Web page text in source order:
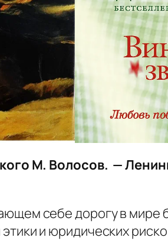
М. Волосов. —
себе дорогу в мире
и юридических